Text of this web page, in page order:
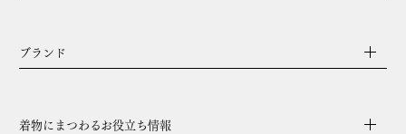
ブランド
着物にまつわるお役立ち情報